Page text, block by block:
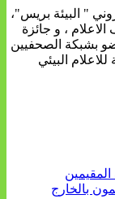
" البيئة بريس"،
، و جائزة
عضو بشبكة الصحفيين
البيئي